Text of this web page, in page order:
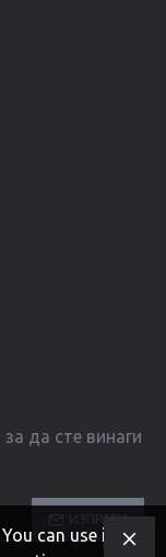
да сте винаги
ИЗПРАТИ
can use it